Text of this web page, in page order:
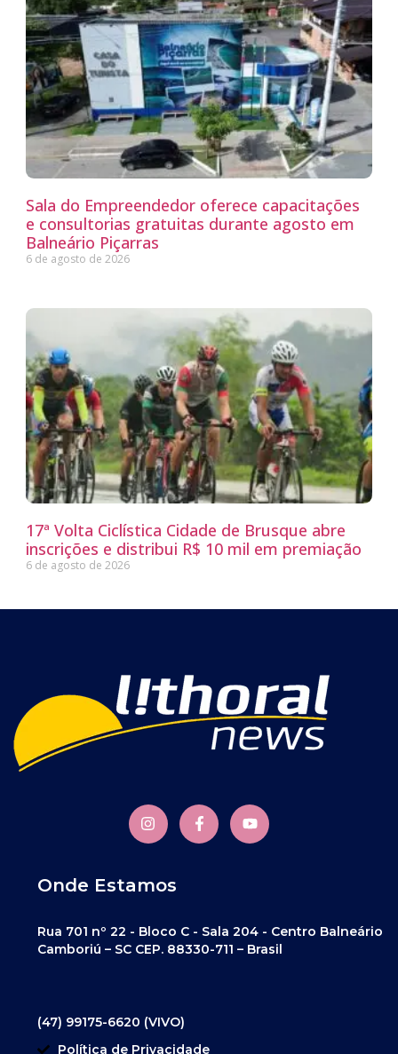
Sala do Empreendedor oferece capacitações
e consultorias gratuitas durante agosto em
Balneário Piçarras
6 de agosto de 2026
17ª Volta Ciclística Cidade de Brusque abre
inscrições e distribui R$ 10 mil em premiação
6 de agosto de 2026
Onde Estamos
Rua 701 nº 22 - Bloco C - Sala 204 - Centro Balneário
Camboriú – SC CEP. 88330-711 – Brasil
(47) 99175-6620 (VIVO)
Política de Privacidade